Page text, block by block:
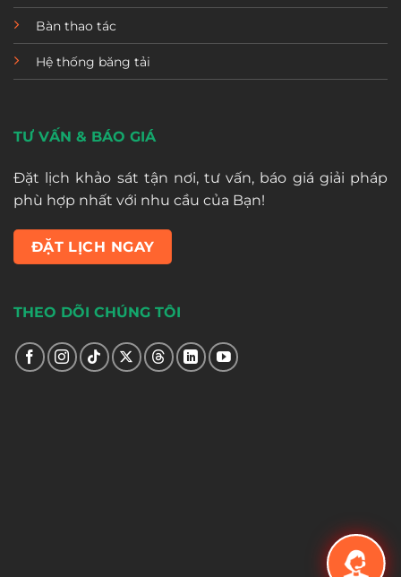
Bàn thao tác
Hệ thống băng tải
TƯ VẤN & BÁO GIÁ
Đặt lịch khảo sát tận nơi, tư vấn, báo giá giải pháp
phù hợp nhất với nhu cầu của Bạn!
ĐẶT LỊCH NGAY
THEO DÕI CHÚNG TÔI